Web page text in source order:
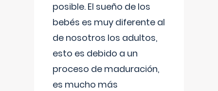
posible. El sueño de los
bebés es muy diferente al
de nosotros los adultos,
esto es debido a un
proceso de maduración,
es mucho más